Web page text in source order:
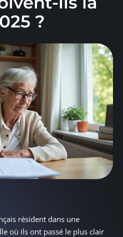
?
résident dans une
où ils ont passé le plus clair